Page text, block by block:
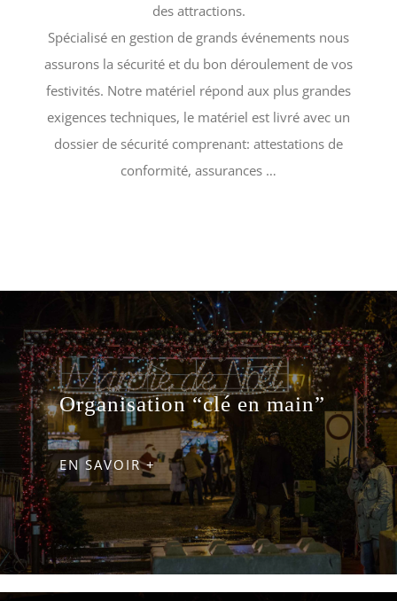
des attractions.
Spécialisé en gestion de grands événements nous
assurons la sécurité et du bon déroulement de vos
festivités. Notre matériel répond aux plus grandes
exigences techniques, le matériel est livré avec un
dossier de sécurité comprenant: attestations de
conformité, assurances …
Organisation “clé en main”
EN SAVOIR +